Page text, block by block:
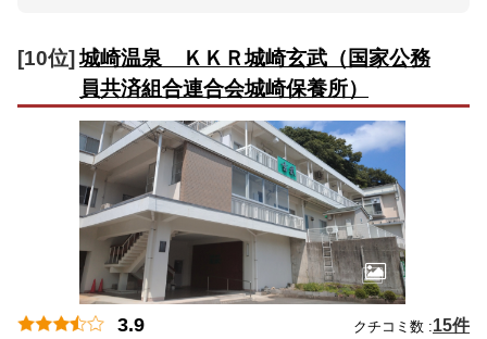
[10位] 城崎温泉 ＫＫＲ城崎玄武（国家公務
員共済組合連合会城崎保養所）
3.9 クチコミ数 :15件